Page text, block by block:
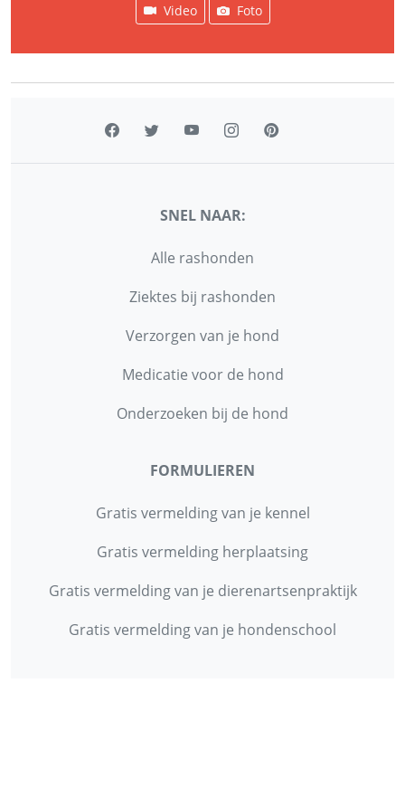
Video Foto
SNEL NAAR:
Alle rashonden
Ziektes bij rashonden
Verzorgen van je hond
Medicatie voor de hond
Onderzoeken bij de hond
FORMULIEREN
Gratis vermelding van je kennel
Gratis vermelding herplaatsing
Gratis vermelding van je dierenartsenpraktijk
Gratis vermelding van je hondenschool